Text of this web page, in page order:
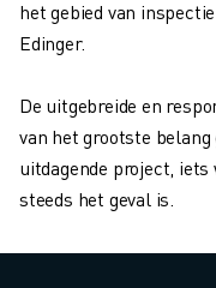
het gebied van
Edinger.
De uitgebreide en
van het grootste
uitdagende project,
steeds het geval is.